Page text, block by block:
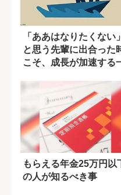
「ああはなりたくない」
と思う先輩に出合った
こそ、成長が加速する
もらえる年金25万円以
の人が知るべき事